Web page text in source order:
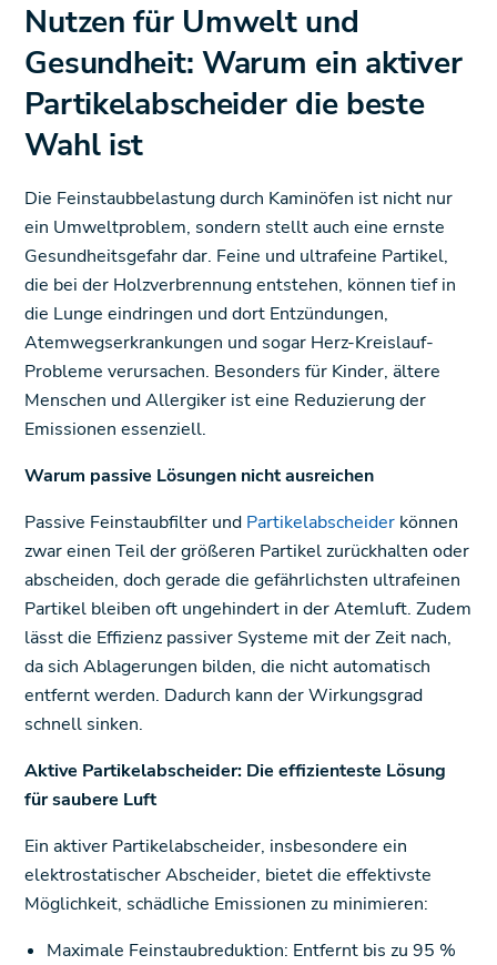
Nutzen für Umwelt und
Gesundheit: Warum ein aktiver
Partikelabscheider die beste
Wahl ist
Die Feinstaubbelastung durch Kaminöfen ist nicht nur
ein Umweltproblem, sondern stellt auch eine ernste
Gesundheitsgefahr dar. Feine und ultrafeine Partikel,
die bei der Holzverbrennung entstehen, können tief in
die Lunge eindringen und dort Entzündungen,
Atemwegserkrankungen und sogar Herz-Kreislauf-
Probleme verursachen. Besonders für Kinder, ältere
Menschen und Allergiker ist eine Reduzierung der
Emissionen essenziell.
Warum passive Lösungen nicht ausreichen
Passive Feinstaubfilter und Partikelabscheider können
zwar einen Teil der größeren Partikel zurückhalten oder
abscheiden, doch gerade die gefährlichsten ultrafeinen
Partikel bleiben oft ungehindert in der Atemluft. Zudem
lässt die Effizienz passiver Systeme mit der Zeit nach,
da sich Ablagerungen bilden, die nicht automatisch
entfernt werden. Dadurch kann der Wirkungsgrad
schnell sinken.
Aktive Partikelabscheider: Die effizienteste Lösung
für saubere Luft
Ein aktiver Partikelabscheider, insbesondere ein
elektrostatischer Abscheider, bietet die effektivste
Möglichkeit, schädliche Emissionen zu minimieren:
Maximale Feinstaubreduktion: Entfernt bis zu 95 %